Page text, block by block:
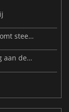
Gamescom 2025: Black Ops 7-onthulling komt steeds dichterbij
Black Ops 6 brengt Call of Duty-serie terug aan de top